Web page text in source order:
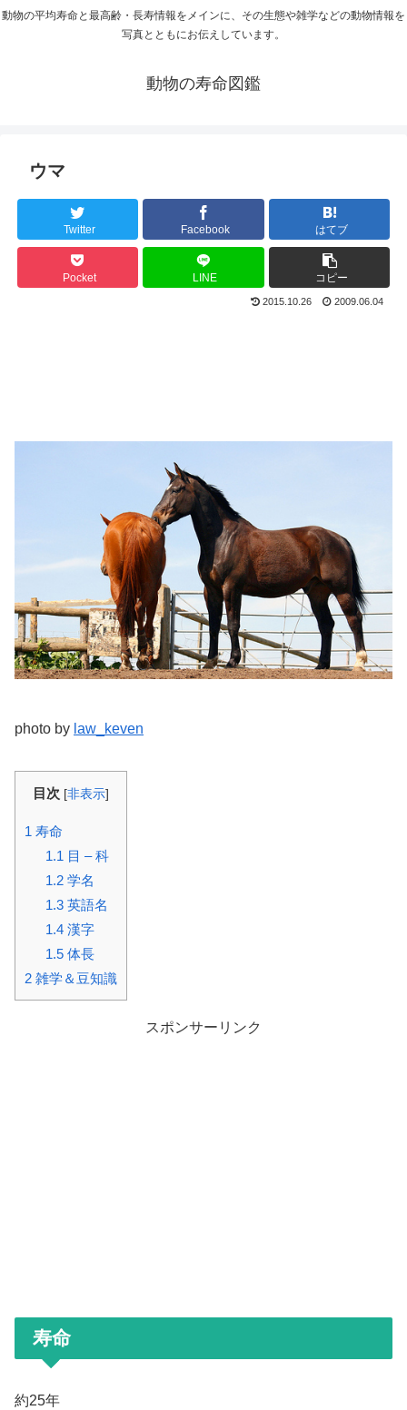
動物の平均寿命と最高齢・長寿情報をメインに、その生態や雑学などの動物情報を
写真とともにお伝えしています。
動物の寿命図鑑
ウマ
Twitter Facebook はてブ
Pocket LINE コピー
2015.10.26 2009.06.04
photo by law_keven
目次 [非表示]
1 寿命
1.1 目 – 科
1.2学名
1.3英語名
1.4漢字
1.5体長
2 雑学＆豆知識
スポンサーリンク
寿命
約25年